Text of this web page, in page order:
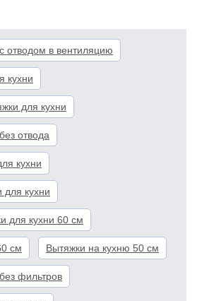
отводом в вентиляцию
кухни
для кухни
отвода
кухни
для кухни
для кухни 60 см
см Вытяжки на кухню 50 см
фильтров